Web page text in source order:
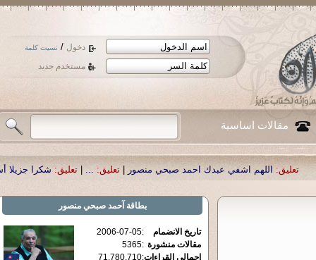
دخول / نسيت كلمة
مستخدم جديد
مقالات اساسية
اشفي عبدك احمد صبحي منصور| تعليق: ...
|تعليق: شكرا جزيلا أستاذ حمد
بطاقة آحمد صبحي منصور
تاريخ الانضمام :
2006-07-05
مقالات منشورة :
5365
اجمالي القراءات:
71,780,710